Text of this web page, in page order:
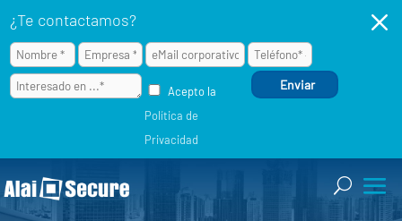
¿Te contactamos?
Acepto la
Política de
Privacidad
M